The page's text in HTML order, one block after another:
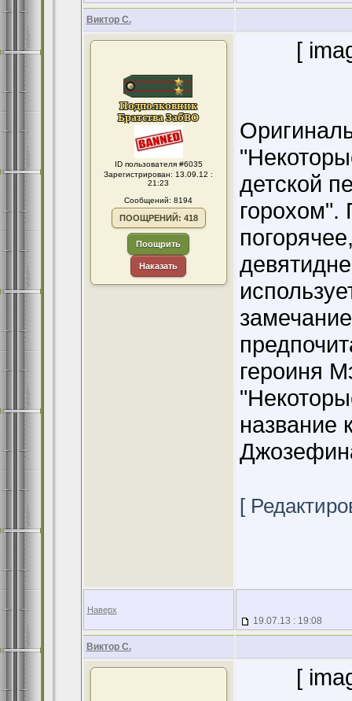
Виктор С.
ID пользователя #6035
Зарегистрирован: 13.09.12 :
21:23
Сообщений: 8194
ПООЩРЕНИЙ: 418
Поощрить
Наказать
[
детской
горохом".
героиня
название
[
Наверх
19.07.13 : 19:08
Виктор С.
[